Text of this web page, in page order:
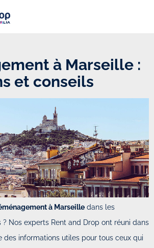
à Marseille :
et conseils
à Marseille dans les
? Nos experts Rent and Drop ont réuni dans
des informations utiles pour tous ceux qui